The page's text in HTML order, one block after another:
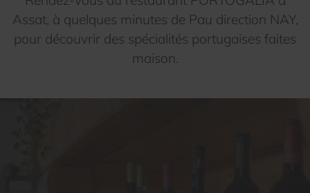
Assat, à quelques minutes de Pau direction NAY,
pour découvrir des spécialités portugaises faites
maison.